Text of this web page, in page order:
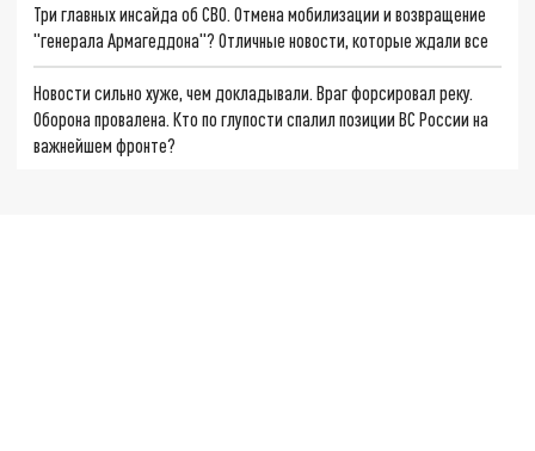
Три главных инсайда об СВО. Отмена мобилизации и возвращение
"генерала Армагеддона"? Отличные новости, которые ждали все
Новости сильно хуже, чем докладывали. Враг форсировал реку.
Оборона провалена. Кто по глупости спалил позиции ВС России на
важнейшем фронте?